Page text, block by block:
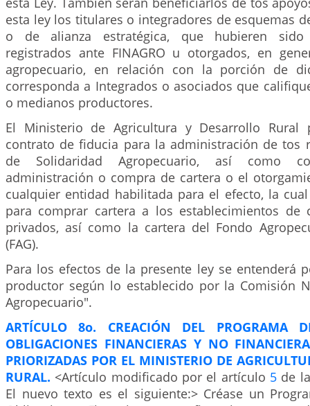
esta ley los titulares o integradores de esquemas
o de alianza estratégica, que hubieren sido
registrados ante FINAGRO u otorgados, en
agropecuario, en relación con la porción de
corresponda a Integrados o asociados que
o medianos productores.
El Ministerio de Agricultura y Desarrollo Rural
contrato de fiducia para la administración de tos
de Solidaridad Agropecuario, así como
administración o compra de cartera o el
cualquier entidad habilitada para el efecto, la
para comprar cartera a los establecimientos de
privados, así como la cartera del Fondo
(FAG).
Para los efectos de la presente ley se entenderá
productor según lo establecido por la Comisión
Agropecuario".
ARTÍCULO 8o. CREACIÓN DEL PROGRAMA
OBLIGACIONES FINANCIERAS Y NO
PRIORIZADAS POR EL MINISTERIO DE
RURAL. <Artículo modificado por el artículo 5 de
El nuevo texto es el siguiente:> Créase un